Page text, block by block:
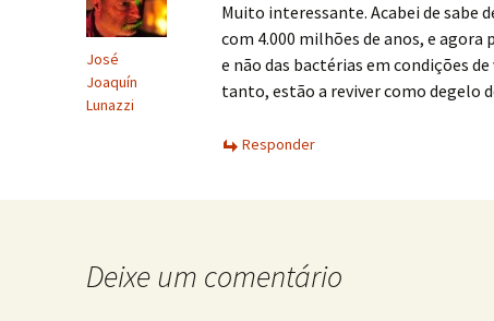
José
Joaquín
Lunazzi
Muito interessante. Acabei de sabe
com 4.000 milhões de anos, e
e não das bactérias em condições
tanto, estão a reviver como degelo
Responder
Deixe um comentário